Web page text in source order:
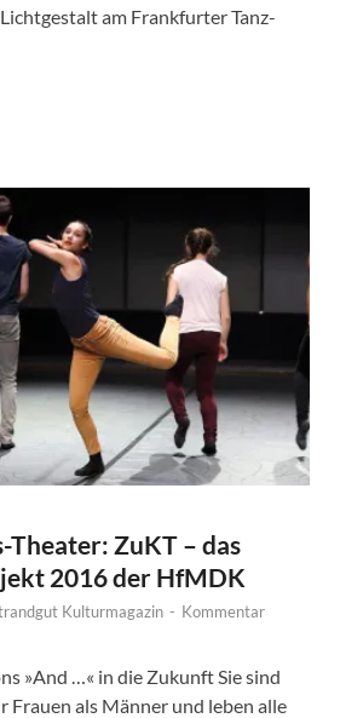
am Frankfurter Tanz-
Theater: ZuKT – das
2016 der HfMDK
Kulturmagazin - Kommentar
»And …« in die Zukunft Sie sind
Frauen als Männer und leben alle